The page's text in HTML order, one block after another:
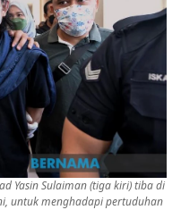
Yasin Sulaiman (tiga kiri) tiba di
untuk menghadapi pertuduhan